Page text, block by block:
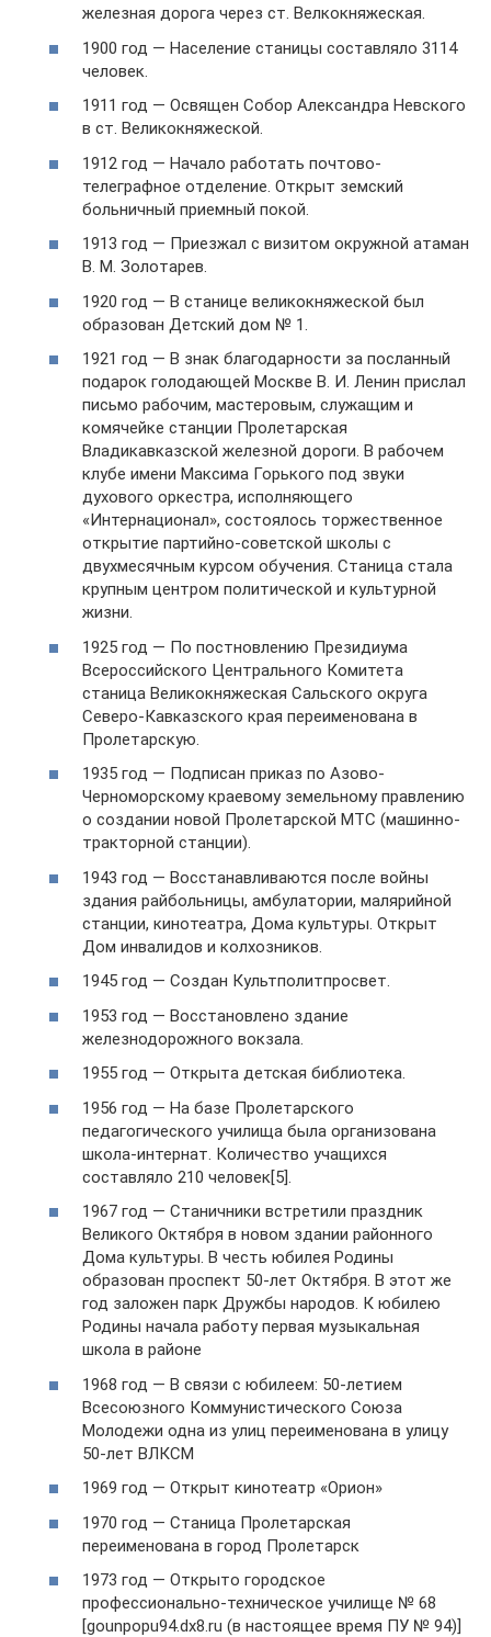
железная дорога через ст. Велкокняжеская.
1900 год — Население станицы составляло 3114
человек.
1911 год — Освящен Собор Александра Невского
в ст. Великокняжеской.
1912 год — Начало работать почтово-
телеграфное отделение. Открыт земский
больничный приемный покой.
1913 год — Приезжал с визитом окружной атаман
В. М. Золотарев.
1920 год — В станице великокняжеской был
образован Детский дом № 1.
1921 год — В знак благодарности за посланный
подарок голодающей Москве В. И. Ленин прислал
письмо рабочим, мастеровым, служащим и
комячейке станции Пролетарская
Владикавказской железной дороги. В рабочем
клубе имени Максима Горького под звуки
духового оркестра, исполняющего
«Интернационал», состоялось торжественное
открытие партийно-советской школы с
двухмесячным курсом обучения. Станица стала
крупным центром политической и культурной
жизни.
1925 год — По постновлению Президиума
Всероссийского Центрального Комитета
станица Великокняжеская Сальского округа
Северо-Кавказского края переименована в
Пролетарскую.
1935 год — Подписан приказ по Азово-
Черноморскому краевому земельному правлению
о создании новой Пролетарской МТС (машинно-
тракторной станции).
1943 год — Восстанавливаются после войны
здания райбольницы, амбулатории, малярийной
станции, кинотеатра, Дома культуры. Открыт
Дом инвалидов и колхозников.
1945 год — Создан Культполитпросвет.
1953 год — Восстановлено здание
железнодорожного вокзала.
1955 год — Открыта детская библиотека.
1956 год — На базе Пролетарского
педагогического училища была организована
школа-интернат. Количество учащихся
составляло 210 человек[5].
1967 год — Станичники встретили праздник
Великого Октября в новом здании районного
Дома культуры. В честь юбилея Родины
образован проспект 50-лет Октября. В этот же
год заложен парк Дружбы народов. К юбилею
Родины начала работу первая музыкальная
школа в районе
1968 год — В связи с юбилеем: 50-летием
Всесоюзного Коммунистического Союза
Молодежи одна из улиц переименована в улицу
50-лет ВЛКСМ
1969 год — Открыт кинотеатр «Орион»
1970 год — Станица Пролетарская
переименована в город Пролетарск
1973 год — Открыто городское
профессионально-техническое училище № 68
[gounpopu94.dx8.ru (в настоящее время ПУ № 94)]